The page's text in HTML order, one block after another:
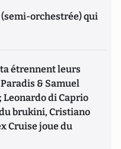
orchestrée) qui
étrennent leurs
& Samuel
di Caprio
brukini, Cristiano
Cruise joue du